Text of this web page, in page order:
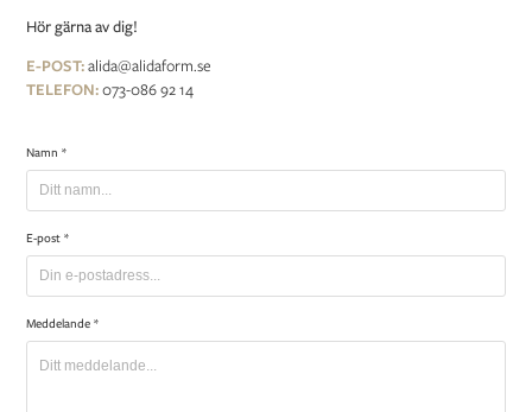
Hör gärna av dig!
E-POST:alida@alidaform.se
TELEFON:073-086 92 14
Namn *
E-post *
Meddelande *